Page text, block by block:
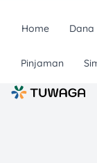
Home Dana
Pinjaman